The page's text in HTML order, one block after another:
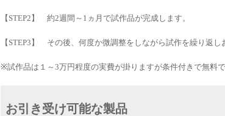
【STEP2】 約2週間～1ヵ月で試作品が完成します。
【STEP3】 その後、何度か微調整をしながら試作を繰り返し
※試作品は１～3万円程度の実費が掛りますが条件付きで無料
お引き受け可能な製品